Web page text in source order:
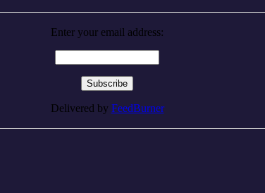
Enter your email address:
Delivered by FeedBurner